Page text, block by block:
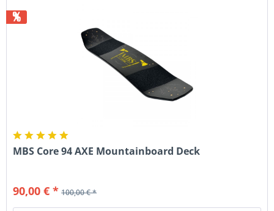
%
MBS Core 94 AXE Mountainboard Deck
90,00 € * 100,00 € *